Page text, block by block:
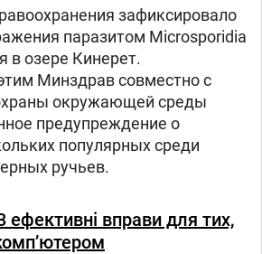
зафиксировало
паразитом Microsporidia
в озере Кинерет.
Минздрав совместно с
окружающей среды
предупреждение о
популярных среди
ручьев.
ефективні вправи для тих,